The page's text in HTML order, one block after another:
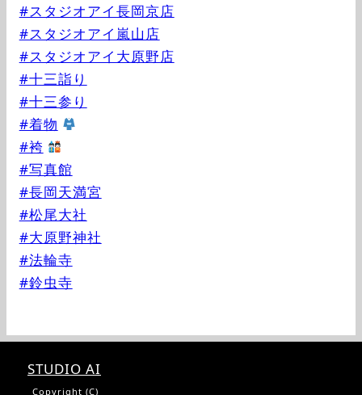
#スタジオアイ長岡京店
#スタジオアイ嵐山店
#スタジオアイ大原野店
#十三詣り
#十三参り
#着物
#袴
#写真館
#長岡天満宮
#松尾大社
#大原野神社
#法輪寺
#鈴虫寺
STUDIO AI
Copyright (C)